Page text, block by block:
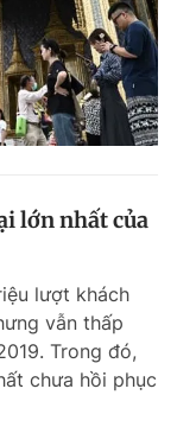
lớn nhất của
lượt khách
vẫn thấp
Trong đó,
chưa hồi phục